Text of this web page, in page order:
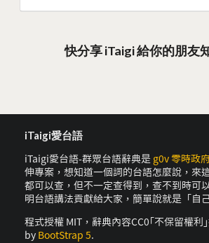
快分享 iTaigi 給你的朋友
iTaigi愛台語
iTaigi愛台語-群眾台語辭典是 g0v 零時政
伸專案，想知道一個詞的台語怎麼說，來
都可以查，但不一定查得到，查不到時可
明台語講法貢獻給大家，簡單說就是「自
程式授權 MIT，辭典內容CC0｢不保留權利
by BootStrap 5.